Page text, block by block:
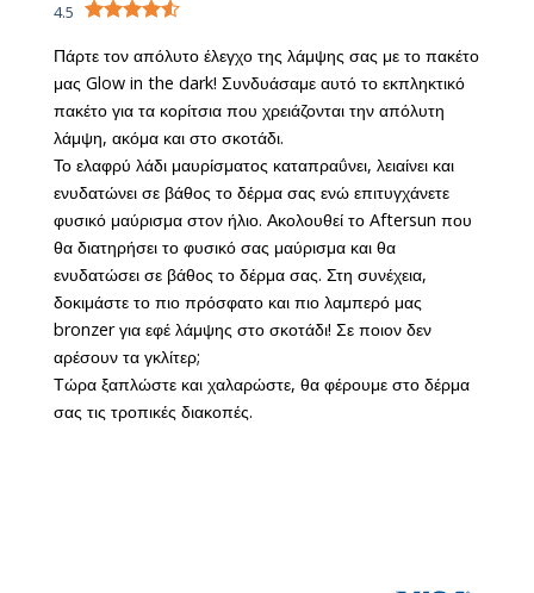
4.5
Πάρτε τον απόλυτο έλεγχο της λάμψης σας με το πακέτο
μας Glow in the dark! Συνδυάσαμε αυτό το εκπληκτικό
πακέτο για τα κορίτσια που χρειάζονται την απόλυτη
λάμψη, ακόμα και στο σκοτάδι.
Το ελαφρύ λάδι μαυρίσματος καταπραΰνει, λειαίνει και
ενυδατώνει σε βάθος το δέρμα σας ενώ επιτυγχάνετε
φυσικό μαύρισμα στον ήλιο. Ακολουθεί το Aftersun που
θα διατηρήσει το φυσικό σας μαύρισμα και θα
ενυδατώσει σε βάθος το δέρμα σας. Στη συνέχεια,
δοκιμάστε το πιο πρόσφατο και πιο λαμπερό μας
bronzer για εφέ λάμψης στο σκοτάδι! Σε ποιον δεν
αρέσουν τα γκλίτερ;
Τώρα ξαπλώστε και χαλαρώστε, θα φέρουμε στο δέρμα
σας τις τροπικές διακοπές.